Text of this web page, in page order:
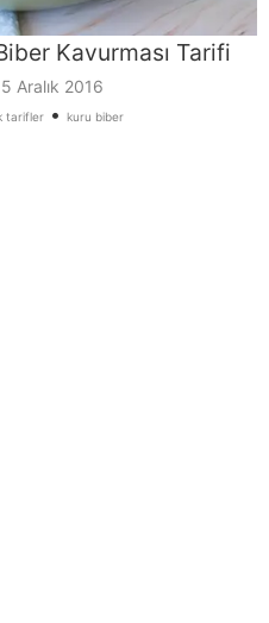
Kavurması Tarifi
Aralık 2016
tarifler• kuru biber